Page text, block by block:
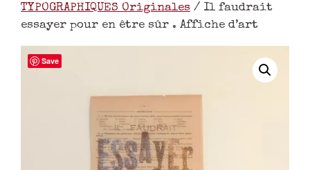
TYPOGRAPHIQUES Originales / Il faudrait
essayer pour en être sûr . Affiche d’art
Save